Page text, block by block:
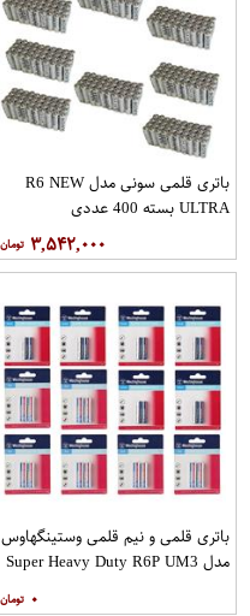
باتری قلمی سونی مدل R6 NEW
ULTRA بسته 400 عددی
۳,۵۴۲,۰۰۰
باتری قلمی و نیم قلمی وستینگهاوس
مدل Super Heavy Duty R6P UM3
۰